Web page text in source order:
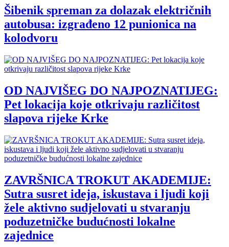
Šibenik spreman za dolazak električnih
autobusa: izgrađeno 12 punionica na
kolodvoru
OD NAJVIŠEG DO NAJPOZNATIJEG:
Pet lokacija koje otkrivaju različitost
slapova rijeke Krke
ZAVRŠNICA TROKUT AKADEMIJE:
Sutra susret ideja, iskustava i ljudi koji
žele aktivno sudjelovati u stvaranju
poduzetničke budućnosti lokalne
zajednice